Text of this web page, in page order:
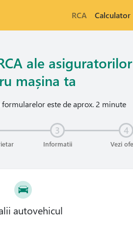
RCA Calculator
ale asiguratorilor
mașina ta
este de aprox. 2 minute
3
Informatii
4
Vezi
autovehicul